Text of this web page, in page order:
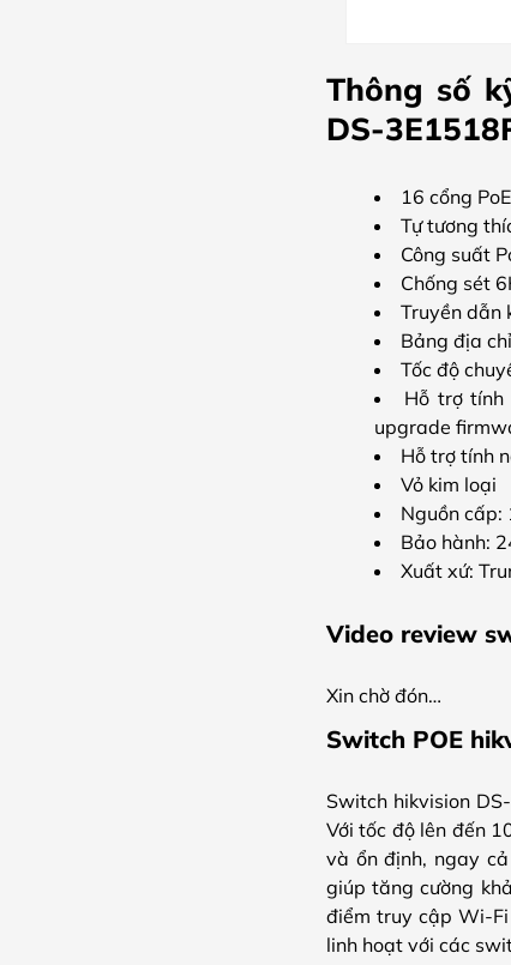
Thông số
DS-
16 cổng
Tự tương
Công suất
Chống sét
Truyền dẫn
Bảng địa
Tốc độ
Hỗ trợ tính
upgrade
Hỗ trợ tính
Vỏ kim loại
Nguồn cấp:
Bảo hành:
Xuất xứ:
Video review
Xin chờ đón…
Switch POE
Switch hikvision
Với tốc độ lên đến
và ổn định, ngay
giúp tăng cường
điểm truy cập Wi-
linh hoạt với các